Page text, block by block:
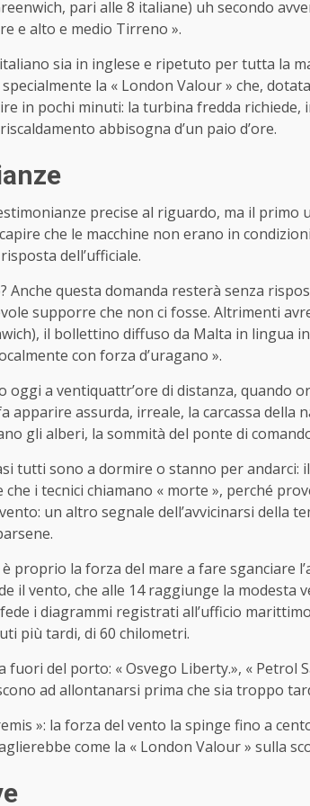
pari alle 8 italiane) uh secondo
e alto e medio Tirreno ».
sia in inglese e ripetuto per tutta la
la « London Valour » che,
in pochi minuti: la turbina fredda
abbisogna d’un paio d’ore.
precise al riguardo, ma il primo
che le macchine non erano in
dell’ufficiale.
Anche questa domanda resterà senza
supporre che non ci fosse. Altrimenti
il bollettino diffuso da Malta in lingua
con forza d’uragano ».
a ventiquattr’ore di distanza, quando
apparire assurda, irreale, la carcassa della
gli alberi, la sommità del ponte di
tutti sono a dormire o stanno per andarci:
che i tecnici chiamano « morte », perché
un altro segnale dell’avvicinarsi della
proprio la forza del mare a fare sganciare
il vento, che alle 14 raggiunge la modesta
i diagrammi registrati all’ufficio
più tardi, di 60 chilometri.
del porto: « Osvego Liberty.», « Petrol
ad allontanarsi prima che sia troppo
»: la forza del vento la spinge fino a
come la « London Valour » sulla